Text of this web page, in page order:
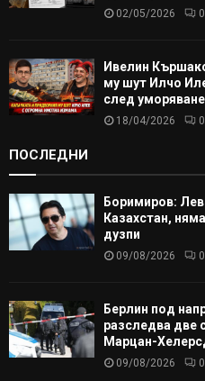
02/05/2026 0
Ивелин
му шут Илчо
след
18/04/2026 0
ПОСЛЕДНИ
Боримиров:
Казахстан,
дузпи
09/08/2026 0
Берлин под
разследва две
Марцан-
09/08/2026 0